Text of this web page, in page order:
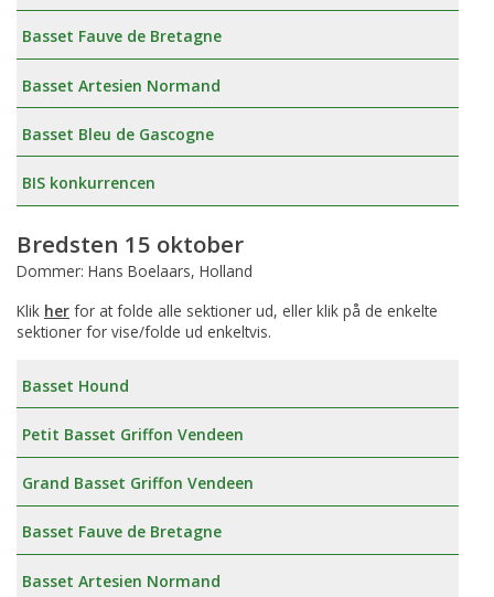
Basset Fauve de Bretagne
Basset Artesien Normand
Basset Bleu de Gascogne
BIS konkurrencen
Bredsten 15 oktober
Dommer: Hans Boelaars, Holland
Klik her for at folde alle sektioner ud, eller klik på de enkelte
sektioner for vise/folde ud enkeltvis.
Basset Hound
Petit Basset Griffon Vendeen
Grand Basset Griffon Vendeen
Basset Fauve de Bretagne
Basset Artesien Normand